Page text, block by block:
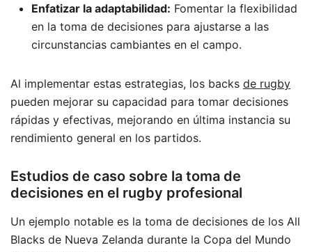
Enfatizar la adaptabilidad: Fomentar la flexibilidad
en la toma de decisiones para ajustarse a las
circunstancias cambiantes en el campo.
Al implementar estas estrategias, los backs de rugby
pueden mejorar su capacidad para tomar decisiones
rápidas y efectivas, mejorando en última instancia su
rendimiento general en los partidos.
Estudios de caso sobre la toma de
decisiones en el rugby profesional
Un ejemplo notable es la toma de decisiones de los All
Blacks de Nueva Zelanda durante la Copa del Mundo